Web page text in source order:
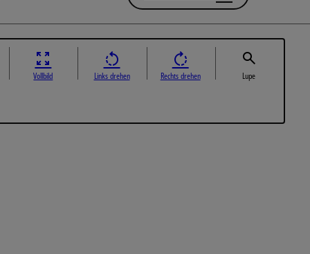
Vollbild Links drehen Rechts drehen Lupe